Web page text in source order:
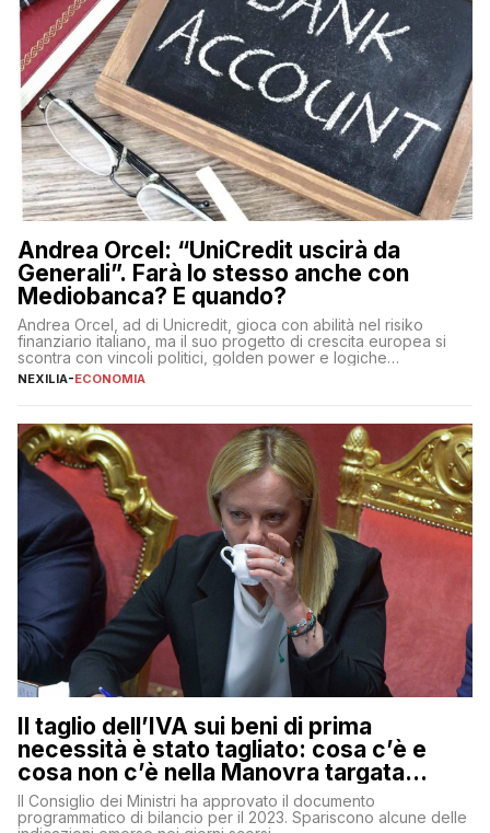
Andrea Orcel: “UniCredit uscirà da
Generali”. Farà lo stesso anche con
Mediobanca? E quando?
Andrea Orcel, ad di Unicredit, gioca con abilità nel risiko
finanziario italiano, ma il suo progetto di crescita europea si
scontra con vincoli politici, golden power e logiche
protezionistiche. Orcel e la mossa su Generali Andrea Orcel,
NEXILIA-ECONOMIA
Il taglio dell’IVA sui beni di prima
necessità è stato tagliato: cosa c’è e
cosa non c’è nella Manovra targata
Meloni
Il Consiglio dei Ministri ha approvato il documento
programmatico di bilancio per il 2023. Spariscono alcune delle